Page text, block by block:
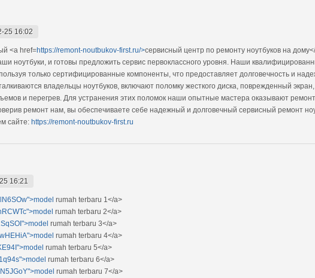
25 16:02
<a href=https://remont-noutbukov-first.ru/>сервисный центр по ремонту ноутбуков на
ноутбуки, и готовы предложить сервис первоклассного уровня. Наши
только сертифицированные компоненты, что предоставляет долговечность и
владельцы ноутбуков, включают поломку жесткого диска, поврежденный
и перегрев. Для устранения этих поломок наши опытные мастера оказывают ремонт
ремонт нам, вы обеспечиваете себе надежный и долговечный сервисный ремонт
сайте: https://remont-noutbukov-first.ru
16:21
rumah terbaru 1</a>
rumah terbaru 2</a>
rumah terbaru 3</a>
rumah terbaru 4</a>
rumah terbaru 5</a>
rumah terbaru 6</a>
rumah terbaru 7</a>